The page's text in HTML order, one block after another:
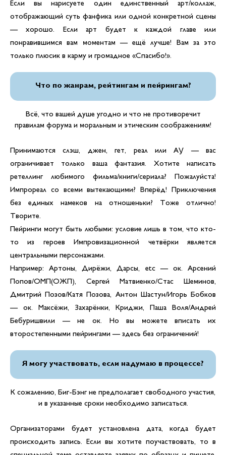
Если вы нарисуете один единственный арт/коллаж,
отображающий суть фанфика или одной конкретной сцены
— хорошо. Если арт будет к каждой главе или
понравившимся вам моментам — ещё лучше! Вам за это
только плюсик в карму и громадное «Спасибо!».
Что по жанрам, рейтингам и пейрингам?
Всё, что вашей душе угодно и что не противоречит
правилам форума и моральным и этическим соображениям!
Принимаются слэш, джен, гет, реал или АУ — вас
ограничивает только ваша фантазия. Хотите написать
ретеллинг любимого фильма/книги/сериала? Пожалуйста!
Импрореал со всеми вытекающими? Вперёд! Приключения
без единых намеков на отношеньки? Тоже отлично!
Творите.
Пейринги могут быть любыми: условие лишь в том, что кто-
то из героев Импровизационной четвёрки является
центральными персонажами.
Например: Артоны, Дирёжи, Дарсы, etc — ок. Арсений
Попов/ОМП(ОЖП), Сергей Матвиенко/Стас Шеминов,
Дмитрий Позов/Катя Позова, Антон Шастун/Игорь Бобков
— ок. Максёжи, Захарёнки, Криджи, Паша Воля/Андрей
Бебуришвили — не ок. Но вы можете вписать их
второстепенными пейрингами — здесь без ограничений!
Я могу участвовать, если надумаю в процессе?
К сожалению, Биг-Бэнг не предполагает свободного участия,
и в указанные сроки необходимо записаться.
Организаторами будет установлена дата, когда будет
происходить запись. Если вы хотите поучаствовать, то в